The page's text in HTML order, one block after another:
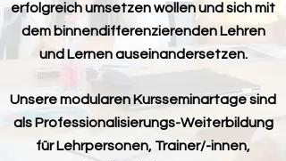
erfolgreich umsetzen wollen und sich mit
dem binnendifferenzierenden Lehren
und Lernen auseinandersetzen.
Unsere modularen Kursseminartage sind
als Professionalisierungs-Weiterbildung
für Lehrpersonen, Trainer/-innen,